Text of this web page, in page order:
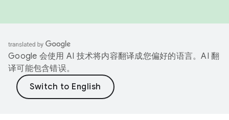
Google 会使用 AI 技术将内容翻译成您偏好的语言。AI 翻
译可能包含错误。